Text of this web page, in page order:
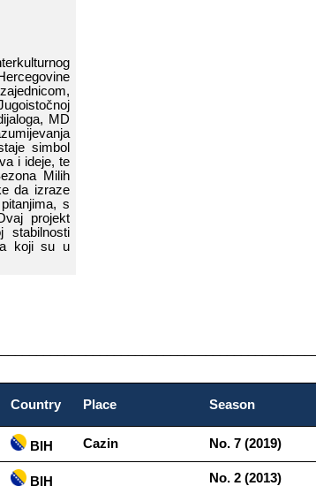
​​
,​​
MD
simbol​​
i​​ ideje,​​ te​​
Milih​​
da​​ izraze​​
s​​
projekt​​
stabilnosti​​
koji​​ su​​ u​​
Country Place Season
​​ BIH Cazin No.​​ 7​​ (2019)
​​ BIH No.​​ 2​​ (2013)